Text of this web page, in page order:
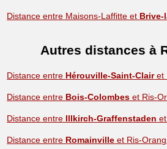
Distance entre Maisons-Laffitte et Brive-
Autres distances à
Distance entre Hérouville-Saint-Clairet
Distance entre Bois-Colombes et Ris-
Distance entre Illkirch-Graffenstaden
Distance entre Romainville et Ris-